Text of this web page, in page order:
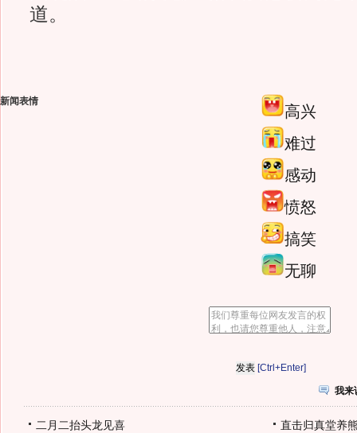
道。
新闻表情
高兴
难过
感动
愤怒
搞笑
无聊
[Ctrl+Enter]
我来
二月二抬头龙见喜 直击归真堂养